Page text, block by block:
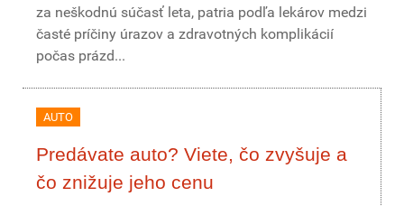
za neškodnú súčasť leta, patria podľa lekárov medzi
časté príčiny úrazov a zdravotných komplikácií
počas prázd...
AUTO
Predávate auto? Viete, čo zvyšuje a
čo znižuje jeho cenu